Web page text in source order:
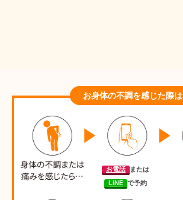
お身体の不調を感じた際は
お電話
または
LINE で予約